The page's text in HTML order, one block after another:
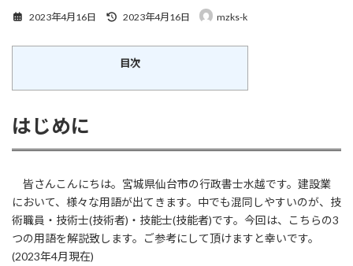
2023年4月16日
最
新
日
2023年4月16日 mzks-k
目次
はじめに
皆さんこんにちは。宮城県仙台市の行政書士水越です。建設業
において、様々な用語が出てきます。中でも混同しやすいのが、技
術職員・技術士(技術者)・技能士(技能者)です。今回は、こちらの3
つの用語を解説致します。ご参考にして頂けますと幸いです。
(2023年4月現在)